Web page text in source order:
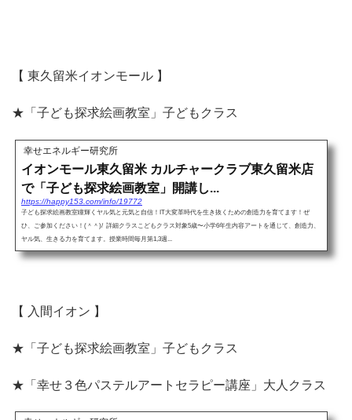
【 東久留米イオンモール 】
★「子ども探求絵画教室」子どもクラス
幸せエネルギー研究所
イオンモール東久留米 カルチャークラブ東久留米店
で「子ども探求絵画教室」開講し...
https://happy153.com/info/19772
子ども探求絵画教室瞳輝くヤル気と元気と自信！IT大変革時代を生き抜くための創造力を育てます！ぜ
ひ、ご参加ください！(＾＾)/ 詳細クラスこどもクラス対象5歳〜小学6年生内容アートを通じて、創造力、
ヤル気、生きる力を育てます。授業時間毎月第1,3週...
【 入間イオン 】
★「子ども探求絵画教室」子どもクラス
★「幸せ３色パステルアートセラピー講座」大人クラス